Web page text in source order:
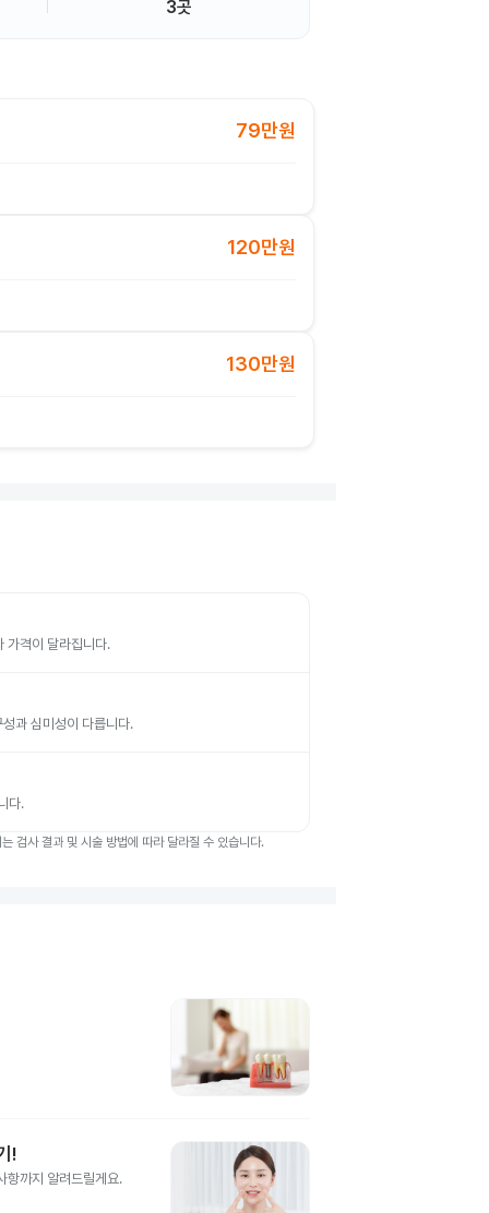
3곳
79만원
120만원
130만원
가격이 달라집니다.
과 심미성이 다릅니다.
다.
검사 결과 및 시술 방법에 따라 달라질 수 있습니다.
!
항까지 알려드릴게요.